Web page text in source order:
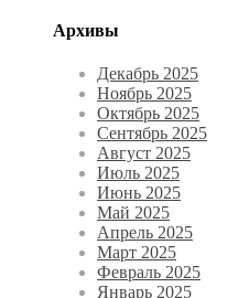
Архивы
Декабрь 2025
Ноябрь 2025
Октябрь 2025
Сентябрь 2025
Август 2025
Июль 2025
Июнь 2025
Май 2025
Апрель 2025
Март 2025
Февраль 2025
Январь 2025